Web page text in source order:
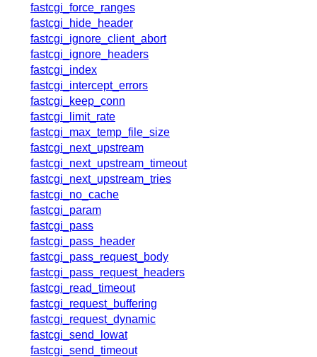
fastcgi_force_ranges
fastcgi_hide_header
fastcgi_ignore_client_abort
fastcgi_ignore_headers
fastcgi_index
fastcgi_intercept_errors
fastcgi_keep_conn
fastcgi_limit_rate
fastcgi_max_temp_file_size
fastcgi_next_upstream
fastcgi_next_upstream_timeout
fastcgi_next_upstream_tries
fastcgi_no_cache
fastcgi_param
fastcgi_pass
fastcgi_pass_header
fastcgi_pass_request_body
fastcgi_pass_request_headers
fastcgi_read_timeout
fastcgi_request_buffering
fastcgi_request_dynamic
fastcgi_send_lowat
fastcgi_send_timeout